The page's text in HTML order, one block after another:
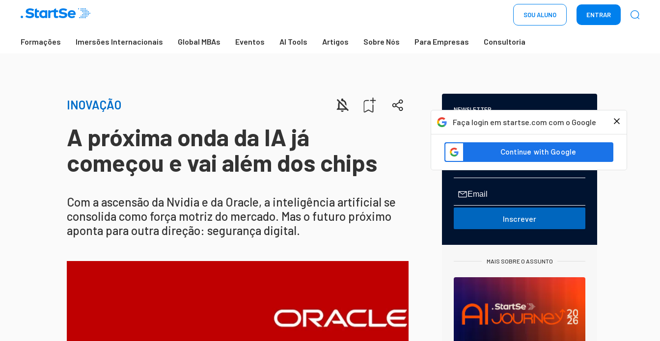
SOU ALUNO ENTRAR
Formações Imersões Internacionais Global MBAs Eventos AI Tools Artigos Sobre Nós Para Empresas Consultoria
Faça login em startse.com com o Google
INOVAÇÃO
A próxima onda da IA já
começou e vai além dos chips
Com a ascensão da Nvidia e da Oracle, a inteligência artificial se
consolida como força motriz do mercado. Mas o futuro próximo
aponta para outra direção: segurança digital.
NEWSLETTER
Start Seu dia:
A Newsletter do AGORA!
Inscrever
MAIS SOBRE O ASSUNTO